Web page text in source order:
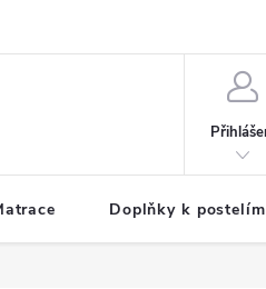
Podmínky
Doplňky k postelím